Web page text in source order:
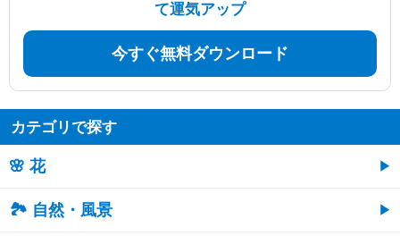
て運気アップ
今すぐ無料ダウンロード
カテゴリで探す
🌸 花
🏞️ 自然・風景